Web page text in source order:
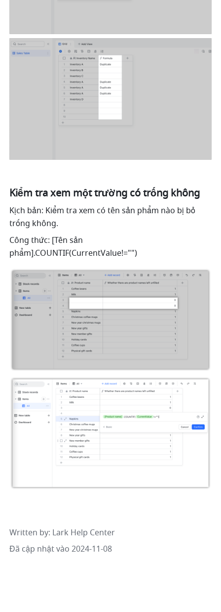
Kiểm tra xem một trường có trống không
Kịch bản: Kiểm tra xem có tên sản phẩm nào bị bỏ
trống không.
Công thức: [Tên sản
phẩm].COUNTIF(CurrentValue!="")
Written by: Lark Help Center
Đã cập nhật vào 2024-11-08